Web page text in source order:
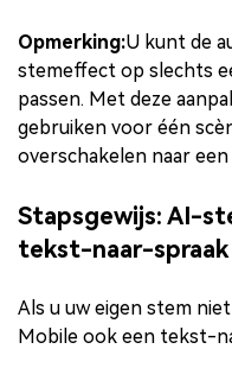
Opmerking:U kunt de
stemeffect op slechts
passen. Met deze
gebruiken voor één
overschakelen naar een
Stapsgewijs: AI-
tekst-naar-spraak
Als u uw eigen stem
Mobile ook een tekst-